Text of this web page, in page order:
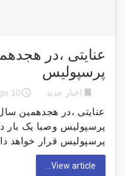
عنایتی ،در
پرسپولیس
bookmark اخبار جدید access_time
10 years ago
عنایتی ،در هجدهمین
پرسپولیس وصبا یک بار
پرسپولیس قرار خواهد
View article...